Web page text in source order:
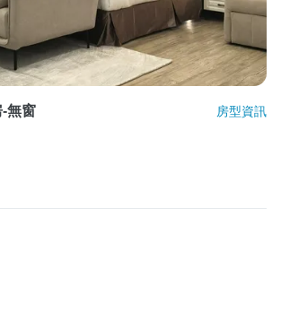
無窗 房型資訊